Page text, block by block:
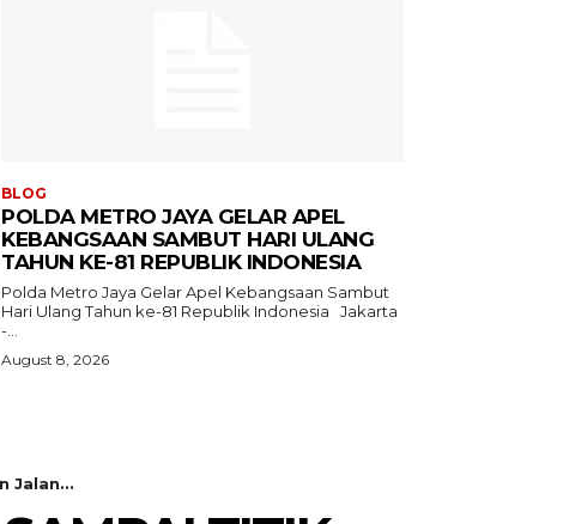
BLOG
POLDA METRO JAYA GELAR APEL
KEBANGSAAN SAMBUT HARI ULANG
TAHUN KE-81 REPUBLIK INDONESIA
Polda Metro Jaya Gelar Apel Kebangsaan Sambut
Hari Ulang Tahun ke-81 Republik Indonesia Jakarta
-...
August 8, 2026